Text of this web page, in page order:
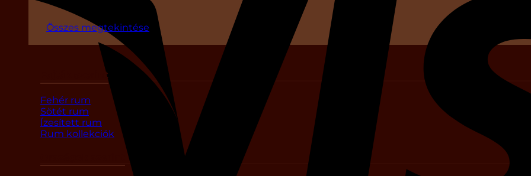
Összes megtekintése
Fajták szerint
Fehér rum
Sötét rum
Ízesített rum
Rum kollekciók